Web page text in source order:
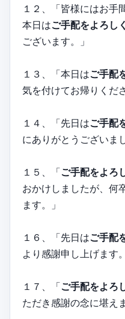
１２、「皆様にはお手
本日はご手配をよろし
ございます。」
１３、「本日はご手配
気を付けてお帰りくだ
１４、「先日はご手配
にありがとうございま
１５、「ご手配をよろ
おかけしましたが、何
ます。」
１６、「先日はご手配
より感謝申し上げます
１７、「ご手配をよろ
ただき感謝の念に堪え